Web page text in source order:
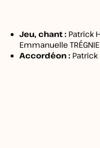
Jeu, chant : Patrick
Emmanuelle
Accordéon : Patrick